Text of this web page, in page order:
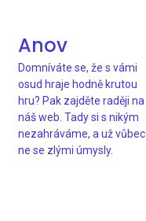
Anov
Domníváte se, že s vámi
osud hraje hodně krutou
hru? Pak zajděte raději na
náš web. Tady si s nikým
nezahráváme, a už vůbec
ne se zlými úmysly.